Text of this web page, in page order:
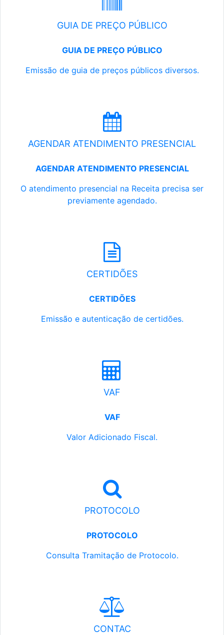
GUIA DE PREÇO PÚBLICO
GUIA DE PREÇO PÚBLICO
Emissão de guia de preços públicos diversos.
AGENDAR ATENDIMENTO PRESENCIAL
AGENDAR ATENDIMENTO PRESENCIAL
O atendimento presencial na Receita precisa ser
previamente agendado.
CERTIDÕES
CERTIDÕES
Emissão e autenticação de certidões.
VAF
VAF
Valor Adicionado Fiscal.
PROTOCOLO
PROTOCOLO
Consulta Tramitação de Protocolo.
CONTAC